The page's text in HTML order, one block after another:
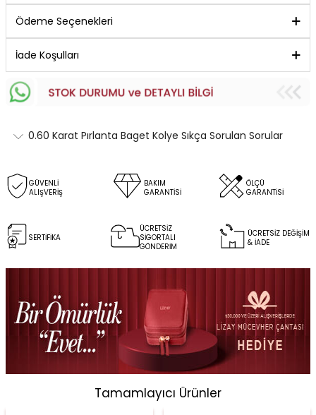
Ödeme Seçenekleri
İade Koşulları
0.60 Karat Pırlanta Baget Kolye Sıkça Sorulan Sorular
GÜVENLİ
ALIŞVERİŞ
BAKIM
GARANTİSİ
ÖLÇÜ
GARANTİSİ
SERTİFİKA
ÜCRETSİZ
SİGORTALI
GÖNDERİM
ÜCRETSİZ DEĞİŞİM
& İADE
Tamamlayıcı Ürünler